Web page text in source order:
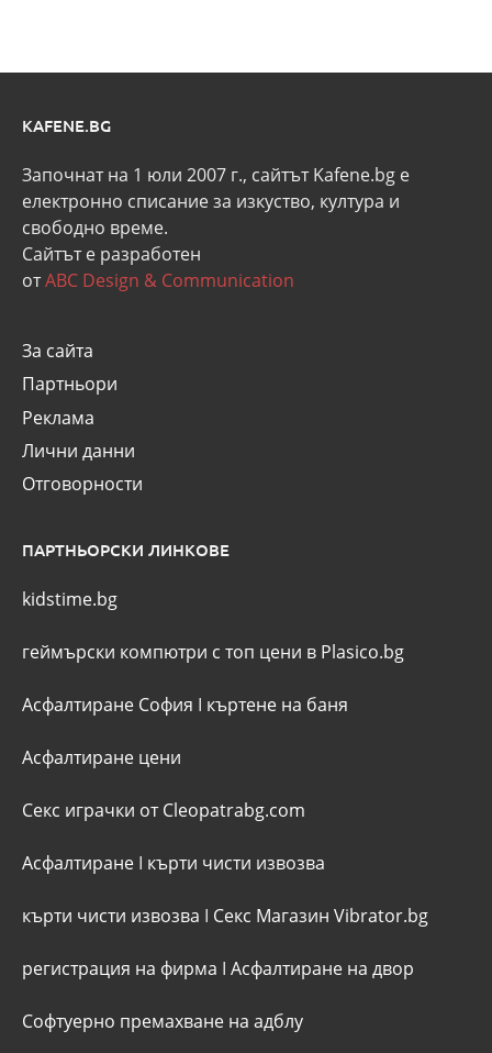
KAFENE.BG
Започнат на 1 юли 2007 г., сайтът Kafene.bg e
eлектронно списание за изкуство, култура и
свободно време.
Сайтът е разработен
отABC Design & Communication
За сайта
Партньори
Реклама
Лични данни
Отговорности
ПАРТНЬОРСКИ ЛИНКОВЕ
kidstime.bg
геймърски компютри с топ цени в Plasico.bg
Асфалтиране София I къртене на баня
Асфалтиране цени
Секс играчки от Cleopatrabg.com
Асфалтиране I кърти чисти извозва
кърти чисти извозва I Секс Магазин Vibrator.bg
регистрация на фирма I Асфалтиране на двор
Софтуерно премахване на адблу